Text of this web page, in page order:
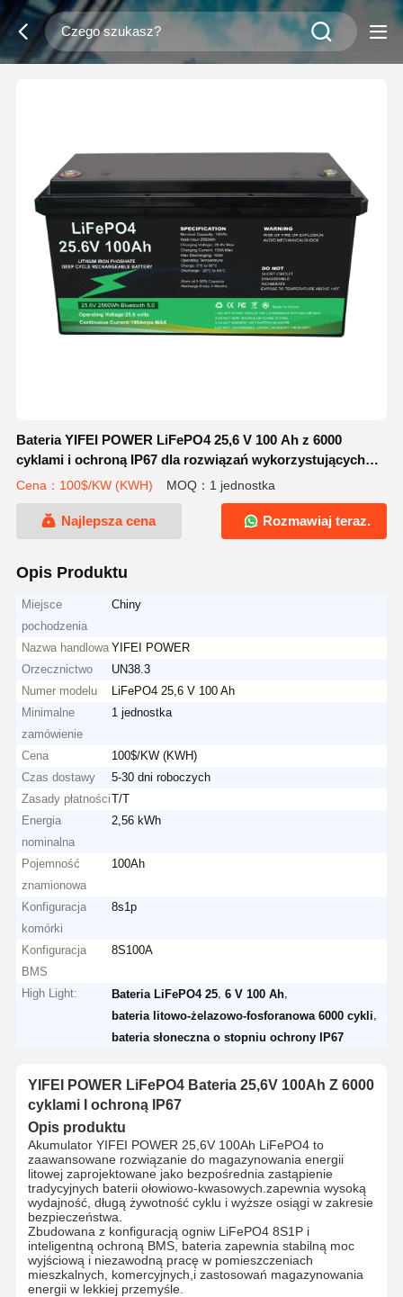
Bateria YIFEI POWER LiFePO4 25,6 V 100 Ah z 6000
cyklami i ochroną IP67 dla rozwiązań wykorzystujących
energię słoneczną
Cena：100$/KW (KWH) MOQ：1 jednostka
Najlepsza cena Rozmawiaj teraz.
Opis Produktu
Miejsce
pochodzenia
Chiny
Nazwa handlowa YIFEI POWER
Orzecznictwo
UN38.3
Numer modelu
LiFePO4 25,6 V 100 Ah
Minimalne
zamówienie
1 jednostka
Cena
100$/KW (KWH)
Czas dostawy
5-30 dni roboczych
Zasady płatnościT/T
Energia
nominalna
2,56 kWh
Pojemność
znamionowa
100Ah
Konfiguracja
komórki
8s1p
Konfiguracja
BMS
8S100A
High Light: Bateria LiFePO4 25 ,6 V 100 Ah
bateria litowo-żelazowo-fosforanowa 6000 cykli
bateria słoneczna o stopniu ochrony IP67
YIFEI POWER LiFePO4 Bateria 25,6V 100Ah Z 6000
cyklami I ochroną IP67
Opis produktu
Akumulator YIFEI POWER 25,6V 100Ah LiFePO4 to
zaawansowane rozwiązanie do magazynowania energii
litowej zaprojektowane jako bezpośrednia zastąpienie
tradycyjnych baterii ołowiowo-kwasowych.zapewnia wysoką
wydajność, długą żywotność cyklu i wyższe osiągi w zakresie
bezpieczeństwa.
Zbudowana z konfiguracją ogniw LiFePO4 8S1P i
inteligentną ochroną BMS, bateria zapewnia stabilną moc
wyjściową i niezawodną pracę w pomieszczeniach
mieszkalnych, komercyjnych,i zastosowań magazynowania
energii w lekkiej przemyśle.